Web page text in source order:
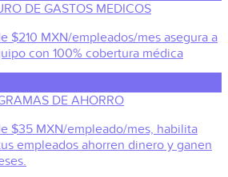
DE GASTOS MEDICOS
$210 MXN/empleados/mes asegura a
con 100% cobertura médica
DE AHORRO
$35 MXN/empleado/mes, habilita
empleados ahorren dinero y ganen